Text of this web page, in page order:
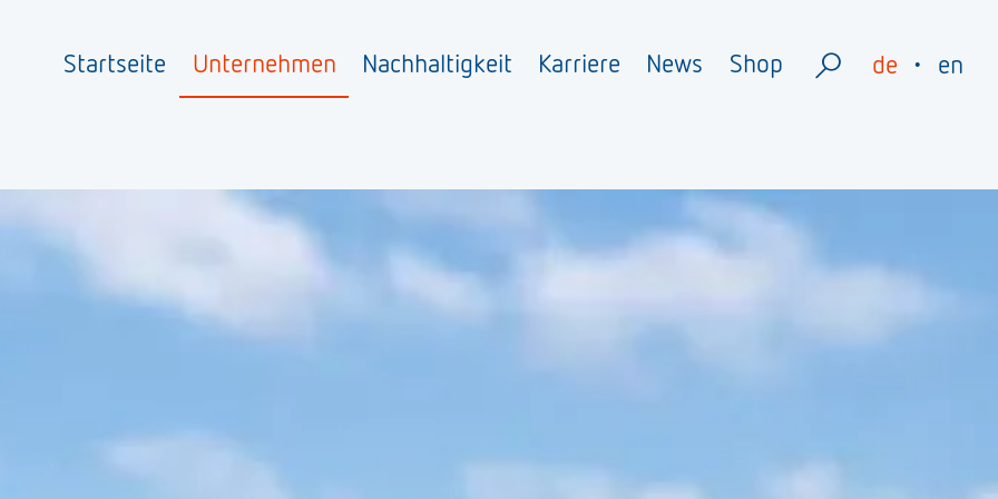
Startseite Unternehmen Nachhaltigkeit Karriere News Shop de en